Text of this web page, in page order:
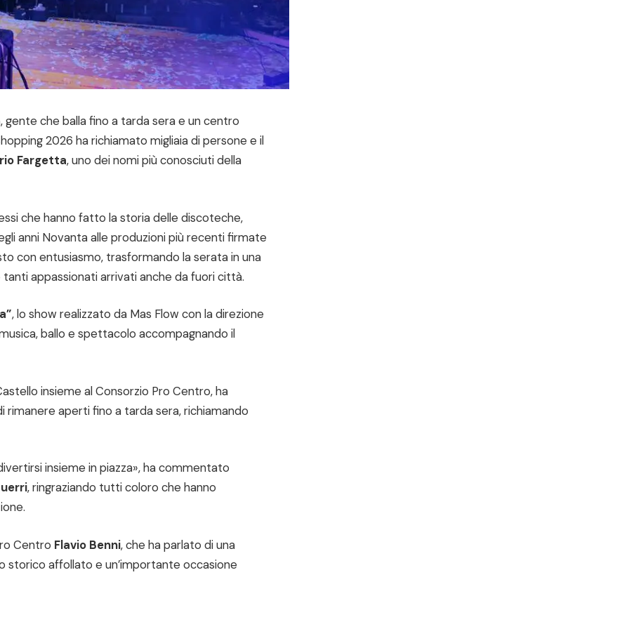
che balla fino a tarda sera e un centro
2026 ha richiamato migliaia di persone e il
Fargetta, uno dei nomi più conosciuti della
che hanno fatto la storia delle discoteche,
anni Novanta alle produzioni più recenti firmate
con entusiasmo, trasformando la serata in una
appassionati arrivati anche da fuori città.
, lo show realizzato da Mas Flow con la direzione
ballo e spettacolo accompagnando il
insieme al Consorzio Pro Centro, ha
aperti fino a tarda sera, richiamando
insieme in piazza», ha commentato
, ringraziando tutti coloro che hanno
Centro Flavio Benni, che ha parlato di una
affollato e un’importante occasione